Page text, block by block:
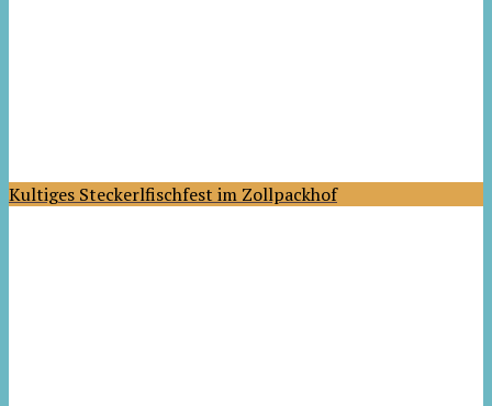
Kultiges Steckerlfischfest im Zollpackhof